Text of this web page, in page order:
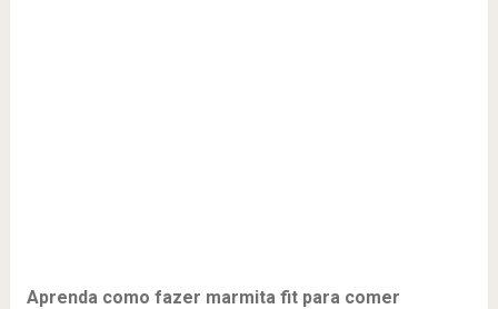
Aprenda como fazer marmita fit para comer